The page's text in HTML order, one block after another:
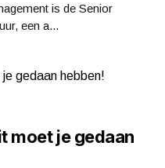
is de Senior
een a...
moet je gedaan